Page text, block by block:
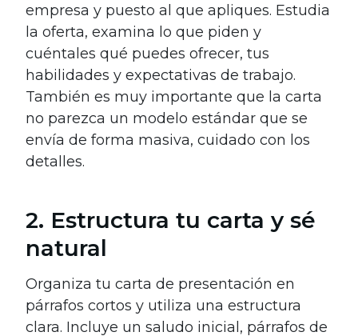
empresa y puesto al que apliques. Estudia
la oferta, examina lo que piden y
cuéntales qué puedes ofrecer, tus
habilidades y expectativas de trabajo.
También es muy importante que la carta
no parezca un modelo estándar que se
envía de forma masiva, cuidado con los
detalles.
2. Estructura tu carta y sé
natural
Organiza tu carta de presentación en
párrafos cortos y utiliza una estructura
clara. Incluye un saludo inicial, párrafos de